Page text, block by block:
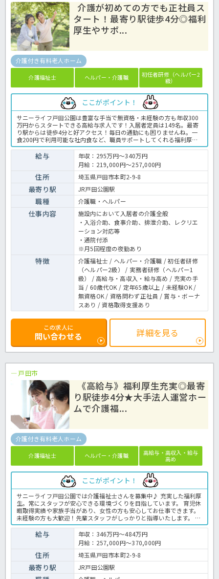
介護が初めての方でも正社員ス
タート！最寄り駅徒歩4分◎福利
厚生やサポ...
介護付き有料老人ホーム
介護福祉士 ヘルパー・介護職
初任者研修（ヘルパー2
級）
ここがポイント！
サニーライフ戸田公園は豊富な手当で無資格・未経験の方も年収300
万円からスタートできる高給与求人です！入居者定員は149名。最寄
り駅からは徒歩4分と好アクセス！毎日の通勤にも困りませんね。一
食200円で利用可能な社内食など、職員サポートしてくれる福利厚生
が充実しているのも嬉しいですね。資格支援制度や実務指導もしっか
り行いますのでこれから介護のお仕事を始める方にもピッタリの求人
ですよ♪ご興味のある方はお気軽にほっ介護までお問合せ下さい♪有
料老人ホームでの介護業務全般です。 ＜介護職 正職員 有料老人ホ
ームの求人＞
給与
年収：295万円～340万円
月給：219,000円～257,000円
住所 埼玉県戸田市本町2-9-8
最寄り駅 JR戸田公園駅
職種 介護職・ヘルパー
仕事内容
施設内において入居者の介護全般
・入浴介助、食事介助、排泄介助、レクリエ
ーション対応等
・通院付添
※月5回程度の夜勤あり
特徴
介護福祉士 / ヘルパー・介護職 / 初任者研修
（ヘルパー2級） / 実務者研修（ヘルパー1
級） / 高給与・高収入・給与高め / 充実の手
当 / 60歳代OK / 定年65歳以上 / 未経験OK /
無資格OK / 資格問わず正社員 / 賞与・ボーナ
スあり / 資格取得支援あり
この求人に
問い合わせる 詳細を見る
戸田市
《高給与》福利厚生充実◎最寄
り駅徒歩4分★大手法人運営ホー
ムで介護福...
介護付き有料老人ホーム
介護福祉士 ヘルパー・介護職
高給与・高収入・給与
高め
ここがポイント！
サニーライフ戸田公園では介護福祉士さんを募集中♪ 充実した福利厚
生。常にスタッフが安心できる環境づくりを目指しています。 育児休
暇取得実績や家族手当があり、女性の方も安心してお仕事できます。
未経験の方も大歓迎！先輩スタッフがしっかりと指導いたします。 各
種研修制度があり、 入社後もさまざまな面で働く皆さまをフォローア
ップいたします。ご興味のある方はお気軽にほっ介護までお問合せ下
さい♪有料老人ホームでの介護業務全般です。 ＜介護職 正職員 有
料老人ホームの求人＞
給与
年収：346万円～484万円
月給：257,000円～370,000円
住所 埼玉県戸田市本町2-9-8
最寄り駅 JR戸田公園駅